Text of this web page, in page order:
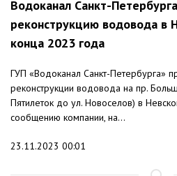
Водоканал Санкт-
реконструкцию водовода в
конца 2023 года
ГУП «Водоканал Санкт-Петербурга»
реконструкции водовода на пр.
Пятилеток до ул. Новоселов) в
сообщению компании, на...
23.11.2023 00:01